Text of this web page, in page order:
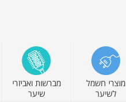
מוצרי חשמל
לשיער
מברשות ואביזרי
שיער